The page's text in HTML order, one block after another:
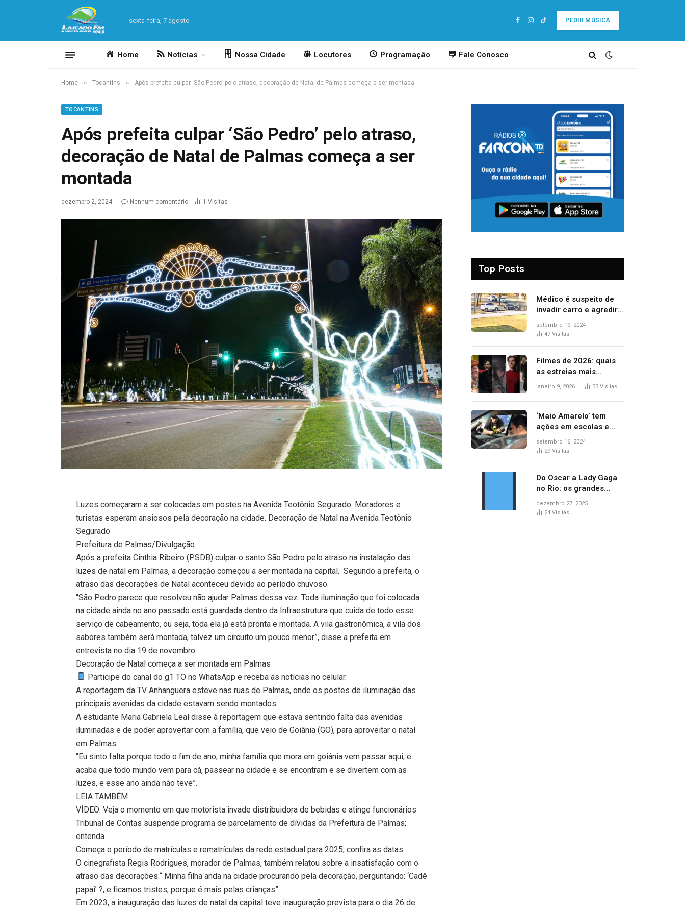
sexta-feira, 7 agosto
Facebook
Instagram
TikTok
PEDIR MÚSICA
Home Notícias Nossa Cidade Locutores Programação Fale Conosco
Home » Tocantins » Após prefeita culpar ‘São Pedro’ pelo atraso, decoração de Natal de Palmas começa a ser montada
TOCANTINS
Após prefeita culpar ‘São Pedro’ pelo atraso,
decoração de Natal de Palmas começa a ser
montada
dezembro 2, 2024 Nenhum comentário 1 Visitas
Luzes começaram a ser colocadas em postes na Avenida Teotônio Segurado. Moradores e
turistas esperam ansiosos pela decoração na cidade. Decoração de Natal na Avenida Teotônio
Segurado
Prefeitura de Palmas/Divulgação
Após a prefeita Cinthia Ribeiro (PSDB) culpar o santo São Pedro pelo atraso na instalação das
luzes de natal em Palmas, a decoração começou a ser montada na capital. Segundo a prefeita, o
atraso das decorações de Natal aconteceu devido ao período chuvoso.
“São Pedro parece que resolveu não ajudar Palmas dessa vez. Toda iluminação que foi colocada
na cidade ainda no ano passado está guardada dentro da Infraestrutura que cuida de todo esse
serviço de cabeamento, ou seja, toda ela já está pronta e montada. A vila gastronômica, a vila dos
sabores também será montada, talvez um circuito um pouco menor”, disse a prefeita em
entrevista no dia 19 de novembro.
Decoração de Natal começa a ser montada em Palmas
Participe do canal do g1 TO no WhatsApp e receba as notícias no celular.
A reportagem da TV Anhanguera esteve nas ruas de Palmas, onde os postes de iluminação das
principais avenidas da cidade estavam sendo montados.
A estudante Maria Gabriela Leal disse à reportagem que estava sentindo falta das avenidas
iluminadas e de poder aproveitar com a família, que veio de Goiânia (GO), para aproveitar o natal
em Palmas.
“Eu sinto falta porque todo o fim de ano, minha família que mora em goiânia vem passar aqui, e
acaba que todo mundo vem para cá, passear na cidade e se encontram e se divertem com as
luzes, e esse ano ainda não teve”.
LEIA TAMBÉM
VÍDEO: Veja o momento em que motorista invade distribuidora de bebidas e atinge funcionários
Tribunal de Contas suspende programa de parcelamento de dívidas da Prefeitura de Palmas;
entenda
Começa o período de matrículas e rematrículas da rede estadual para 2025; confira as datas
O cinegrafista Regis Rodrigues, morador de Palmas, também relatou sobre a insatisfação com o
atraso das decorações:“ Minha filha anda na cidade procurando pela decoração, perguntando: ‘Cadê
papai’ ?, e ficamos tristes, porque é mais pelas crianças”.
Em 2023, a inauguração das luzes de natal da capital teve inauguração prevista para o dia 26 de
Top Posts
Médico é suspeito de
invadir carro e agredir
delegado aposentado
durante confusão no
setembro 19, 2024
47 Visitas
Filmes de 2026: quais
as estreias mais
aguardadas do ano?
janeiro 9, 2026 33 Visitas
‘Maio Amarelo’ tem
ações em escolas e
ruas para prevenir
acidentes no trânsito
setembro 16, 2024
29 Visitas
Do Oscar a Lady Gaga
no Rio: os grandes
marcos da cultura em
2025
dezembro 27, 2025
24 Visitas